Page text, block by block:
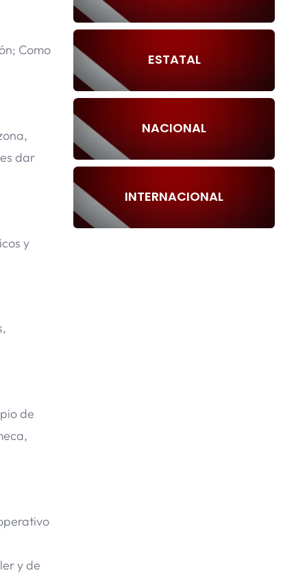
Como
dar
y
de
y de
ESTATAL
NACIONAL
INTERNACIONAL